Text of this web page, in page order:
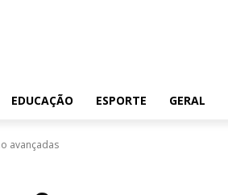
EDUCAÇÃO ESPORTE GERAL
avançadas